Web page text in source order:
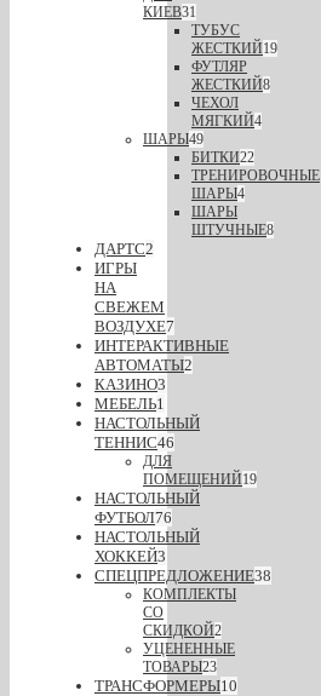
КИЕВ31
ТУБУС
ЖЕСТКИЙ19
ФУТЛЯР
ЖЕСТКИЙ8
ЧЕХОЛ
МЯГКИЙ4
ШАРЫ49
БИТКИ22
ТРЕНИРОВОЧНЫЕ
ШАРЫ4
ШАРЫ
ШТУЧНЫЕ8
ДАРТС2
ИГРЫ
НА
СВЕЖЕМ
ВОЗДУХЕ7
ИНТЕРАКТИВНЫЕ
АВТОМАТЫ2
КАЗИНО3
МЕБЕЛЬ1
НАСТОЛЬНЫЙ
ТЕННИС46
ДЛЯ
ПОМЕЩЕНИЙ19
НАСТОЛЬНЫЙ
ФУТБОЛ76
НАСТОЛЬНЫЙ
ХОККЕЙ3
СПЕЦПРЕДЛОЖЕНИЕ38
КОМПЛЕКТЫ
СО
СКИДКОЙ2
УЦЕНЕННЫЕ
ТОВАРЫ23
ТРАНСФОРМЕРЫ10